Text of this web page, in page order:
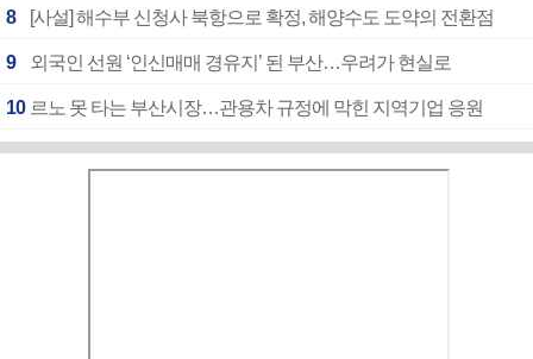
8 [사설] 해수부 신청사 북항으로 확정, 해양수도 도약의 전환점
9 외국인 선원 ‘인신매매 경유지’ 된 부산…우려가 현실로
10 르노 못 타는 부산시장…관용차 규정에 막힌 지역기업 응원